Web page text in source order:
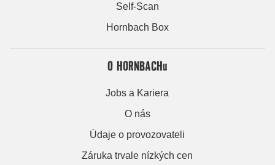
Self-Scan
Hornbach Box
O HORNBACHu
Jobs a Kariera
O nás
Údaje o provozovateli
Záruka trvale nízkých cen